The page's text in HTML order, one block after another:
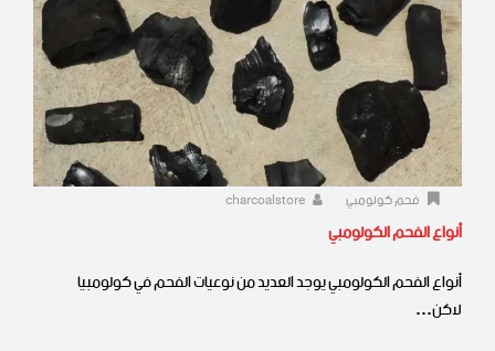
فحم كولومبي
أنواع الفحم الكولومبي
أنواع الفحم الكولومبي يوجد العديد من نوعيات الفحم في كولومبيا
لاكن…